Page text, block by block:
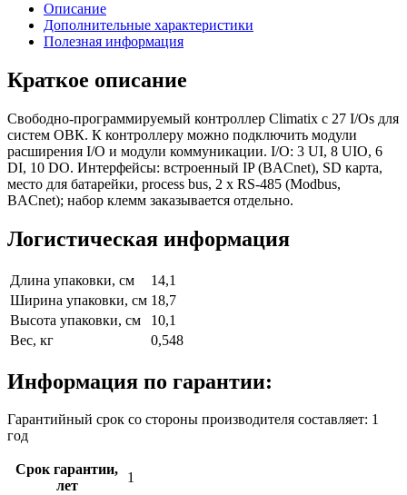
Описание
Дополнительные характеристики
Полезная информация
Краткое описание
Свободно-программируемый контроллер Climatix с 27 I/Os для
систем ОВК. К контроллеру можно подключить модули
расширения I/O и модули коммуникации. I/O: 3 UI, 8 UIO, 6
DI, 10 DO. Интерфейсы: встроенный IP (BACnet), SD карта,
место для батарейки, process bus, 2 x RS-485 (Modbus,
BACnet); набор клемм заказывается отдельно.
Логистическая информация
Длина упаковки, см
14,1
Ширина упаковки, см 18,7
Высота упаковки, см
10,1
Вес, кг
0,548
Информация по гарантии:
Гарантийный срок со стороны производителя составляет: 1
год
Срок гарантии,
лет
1